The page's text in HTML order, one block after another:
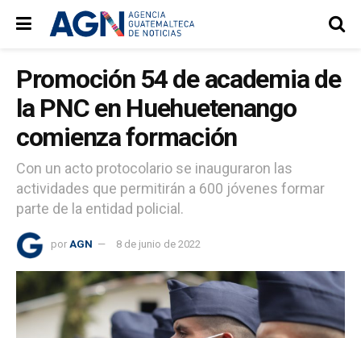
Promoción 54 de academia de
la PNC en Huehuetenango
comienza formación
Con un acto protocolario se inauguraron las
actividades que permitirán a 600 jóvenes formar
parte de la entidad policial.
por AGN 8 de junio de 2022